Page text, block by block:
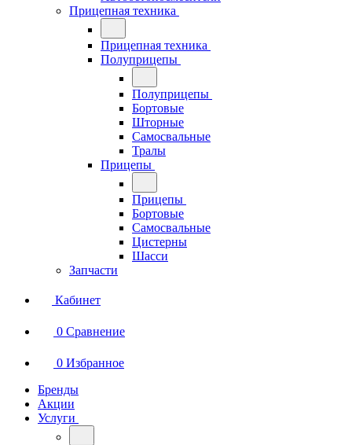
Прицепная техника
Прицепная техника
Полуприцепы
Полуприцепы
Бортовые
Шторные
Самосвальные
Тралы
Прицепы
Прицепы
Бортовые
Самосвальные
Цистерны
Шасси
Запчасти
Кабинет
0 Сравнение
0 Избранное
Бренды
Акции
Услуги